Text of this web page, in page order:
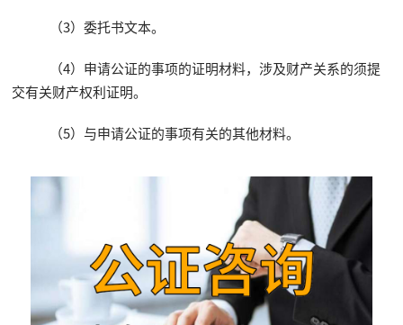
（3）委托书文本。
（4）申请公证的事项的证明材料，涉及财产关系的须提
交有关财产权利证明。
（5）与申请公证的事项有关的其他材料。